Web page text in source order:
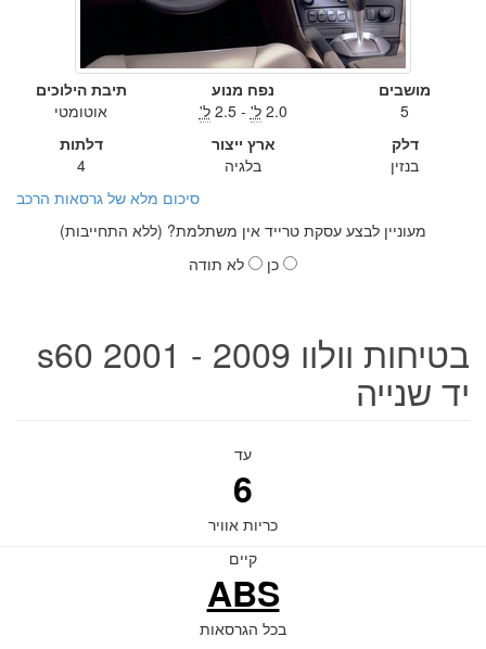
מושבים
5
נפח מנוע
2.0 ל' - 2.5 ל'
תיבת הילוכים
אוטומטי
דלק
בנזין
ארץ ייצור
בלגיה
דלתות
4
סיכום מלא של גרסאות הרכב
מעוניין לבצע עסקת טרייד אין משתלמת? (ללא התחייבות)
כן
לא תודה
בטיחות וולוו s60 2001 - 2009
יד שנייה
עד
6
כריות אוויר
קיים
ABS
בכל הגרסאות